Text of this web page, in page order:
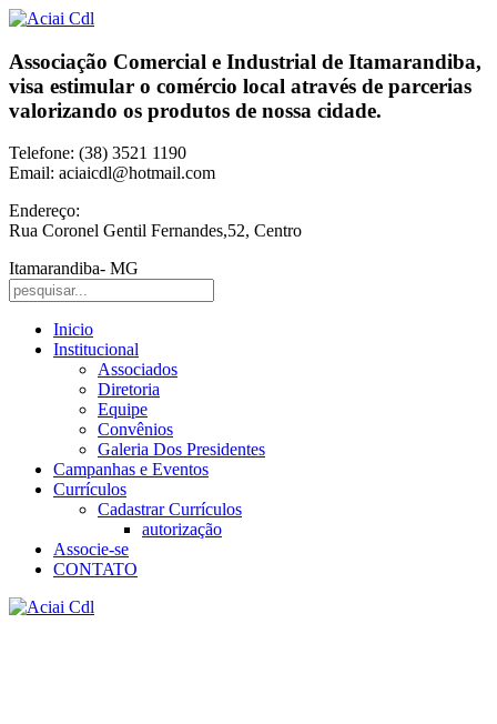
Associação Comercial e Industrial de Itamarandiba,
visa estimular o comércio local através de parcerias
valorizando os produtos de nossa cidade.
Telefone: (38) 3521 1190
Email: aciaicdl@hotmail.com
Endereço:
Rua Coronel Gentil Fernandes,52, Centro
Itamarandiba- MG
Inicio
Institucional
Associados
Diretoria
Equipe
Convênios
Galeria Dos Presidentes
Campanhas e Eventos
Currículos
Cadastrar Currículos
autorização
Associe-se
CONTATO